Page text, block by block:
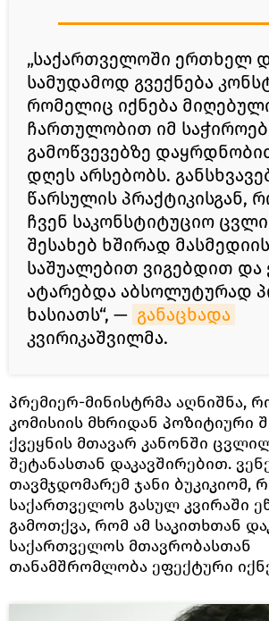
„საქართველოში ერთხელ
სამუდამოდ გვექნება
რომელიც იქნება
ჩართულობით იმ
გამოწვევებზე
დღეს არსებობს.
წარსულის პრაქტიკისგან,
ჩვენ საკონსტიტუციო
შესახებ ხშირად მასმედიის
საშუალებით ვიგებდით და
ატარებდა აბსოლუტურად
ხასიათს“, — განაცხადა
კვირიკაშვილმა.
პრემიერ-მინისტრმა აღნიშნა,
კომისიის მხრიდან პოზიტიური
ქვეყნის მთავარ კანონში
შეტანასთან დაკავშირებით.
თავმჯდომარემ ჯანი ბუკიკიომ,
საქართველოს გასულ კვირაში
გამოთქვა, რომ ამ საკითხთან
საქართველოს მთავრობასთან
თანამშრომლობა ეფექტური